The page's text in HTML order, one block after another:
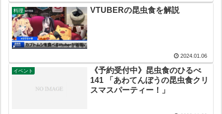
料理 VTUBERの昆虫食を解説
2024.01.06
イベント
《予約受付中》昆虫食のひるべ
141 「あわてんぼうの昆虫食クリ
スマスパーティー！」